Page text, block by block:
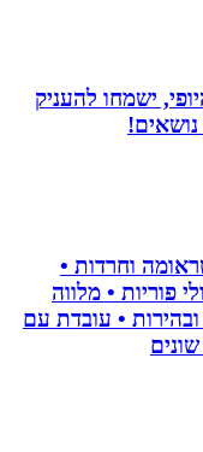
להעניק
וחרדות •
• מלווה
• עובדת עם